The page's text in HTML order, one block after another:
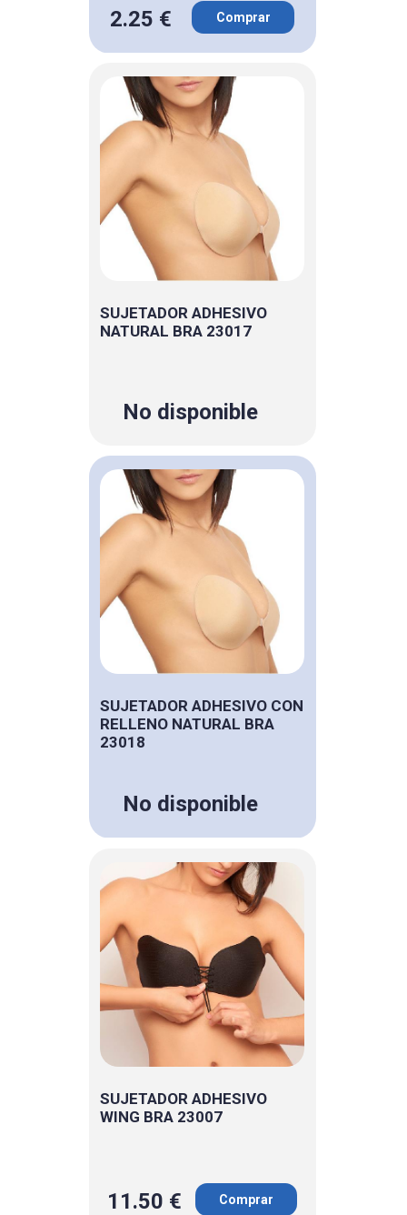
2.25 € Comprar
SUJETADOR ADHESIVO
NATURAL BRA 23017
No disponible
SUJETADOR ADHESIVO CON
RELLENO NATURAL BRA
23018
No disponible
SUJETADOR ADHESIVO
WING BRA 23007
11.50 € Comprar